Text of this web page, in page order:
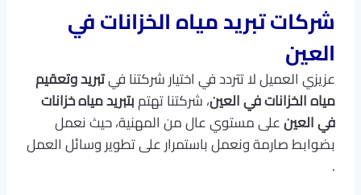
شركات تبريد مياه الخزانات في
العين
عزيزي العميل لا تتردد في اختيار شركتنا فيتبريد وتعقيم
مياه الخزانات فيالعين، شركتنا تهتمبتبريد مياه خزانات
في العينعلى مستوي عال من المهنية، حيث نعمل
بضوابط صارمة ونعمل باستمرار على تطوير وسائل العمل
.